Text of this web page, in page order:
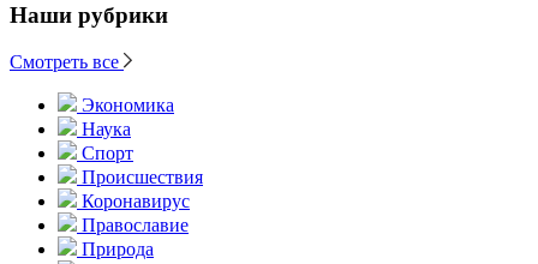
Наши рубрики
Смотреть все
Экономика
Наука
Спорт
Происшествия
Коронавирус
Православие
Природа